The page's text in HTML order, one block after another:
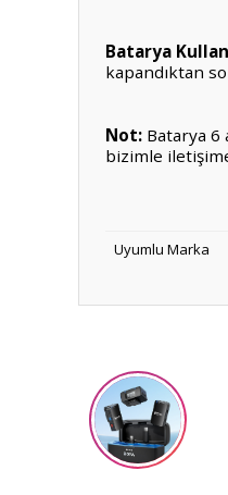
Batarya
kapandıktan
Not: Batarya 6
bizimle
Uyumlu Marka
Ürün resmi
Ürün